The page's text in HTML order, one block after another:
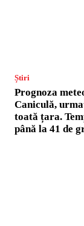
Știri
Prognoza
Caniculă,
toată țara.
până la 41 de